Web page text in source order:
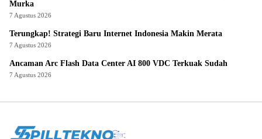
Murka
7 Agustus 2026
Terungkap! Strategi Baru Internet Indonesia Makin Merata
7 Agustus 2026
Ancaman Arc Flash Data Center AI 800 VDC Terkuak Sudah
7 Agustus 2026